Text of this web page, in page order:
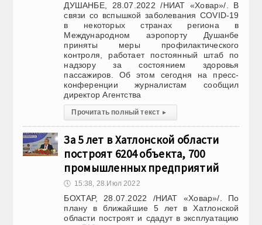
ДУШАНБЕ, 28.07.2022 /НИАТ «Ховар»/. В
связи со вспышкой заболевания COVID-19
в некоторых странах региона в
Международном аэропорту Душанбе
приняты меры профилактического
контроля, работает постоянный штаб по
надзору за состоянием здоровья
пассажиров. Об этом сегодня на пресс-
конференции журналистам сообщил
директор Агентства
Прочитать полный текст ▸
За 5 лет в Хатлонской области
построят 6204 объекта, 700
промышленных предприятий
🕔 15:38, 28.Июл 2022
БОХТАР, 28.07.2022 /НИАТ «Ховар»/. По
плану в ближайшие 5 лет в Хатлонской
области построят и сдадут в эксплуатацию